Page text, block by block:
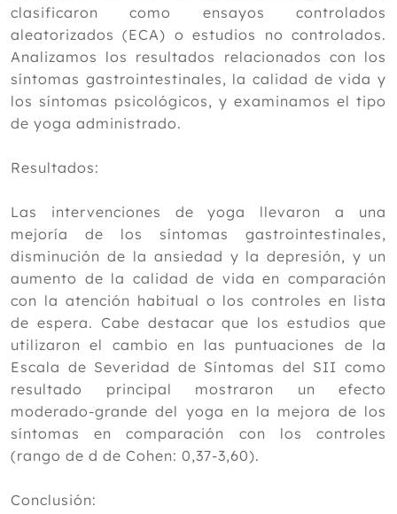
2021
2020
2019
2018
2015
2014
2013
2012
clasificaron como ensayos controlados
aleatorizados (ECA) o estudios no controlados.
Analizamos los resultados relacionados con los
síntomas gastrointestinales, la calidad de vida y
los síntomas psicológicos, y examinamos el tipo
de yoga administrado.
Resultados:
Las intervenciones de yoga llevaron a una
mejoría de los síntomas gastrointestinales,
disminución de la ansiedad y la depresión, y un
aumento de la calidad de vida en comparación
con la atención habitual o los controles en lista
de espera. Cabe destacar que los estudios que
utilizaron el cambio en las puntuaciones de la
Escala de Severidad de Síntomas del SII como
resultado principal mostraron un efecto
moderado-grande del yoga en la mejora de los
síntomas en comparación con los controles
(rango de d de Cohen: 0,37-3,60).
Conclusión: